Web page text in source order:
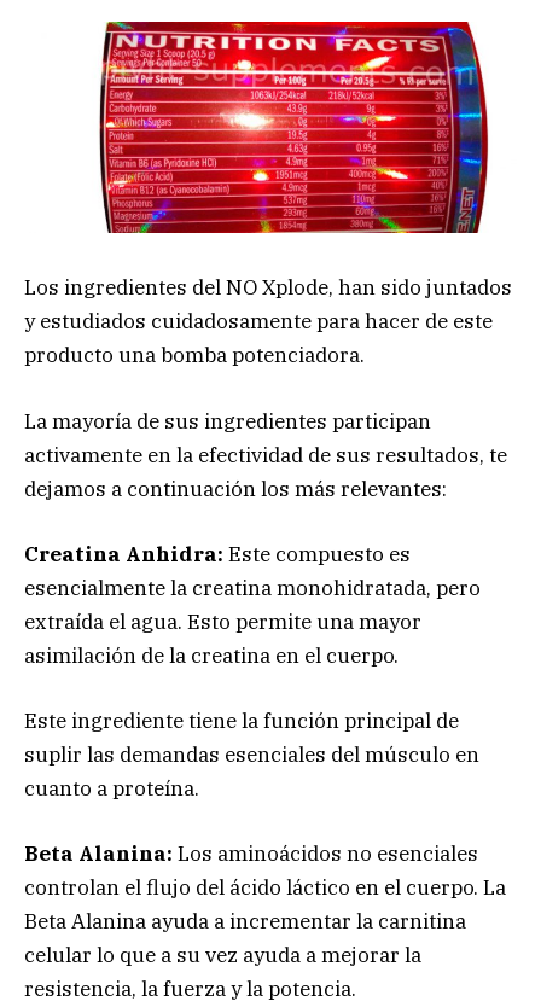
Los ingredientes del NO Xplode, han sido juntados
y estudiados cuidadosamente para hacer de este
producto una bomba potenciadora.
La mayoría de sus ingredientes participan
activamente en la efectividad de sus resultados, te
dejamos a continuación los más relevantes:
Creatina Anhidra: Este compuesto es
esencialmente la creatina monohidratada, pero
extraída el agua. Esto permite una mayor
asimilación de la creatina en el cuerpo.
Este ingrediente tiene la función principal de
suplir las demandas esenciales del músculo en
cuanto a proteína.
Beta Alanina: Los aminoácidos no esenciales
controlan el flujo del ácido láctico en el cuerpo. La
Beta Alanina ayuda a incrementar la carnitina
celular lo que a su vez ayuda a mejorar la
resistencia, la fuerza y la potencia.